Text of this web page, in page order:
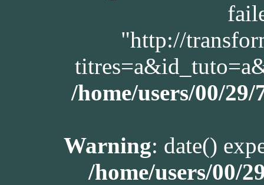
"http://
/home/users/00/
Warning: date()
/home/users/00/